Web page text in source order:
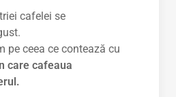
cafelei se
pe ceea ce contează cu
care cafeaua